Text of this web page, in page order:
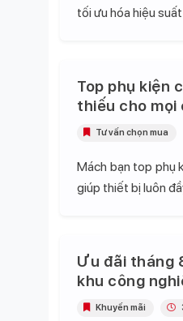
tối ưu hóa hiệu
Top phụ kiện
thiếu cho mọi
Mách bạn top phụ
giúp thiết bị luôn
Tư vấn chọn mua
Ưu đãi tháng
khu công
Khuyến mãi